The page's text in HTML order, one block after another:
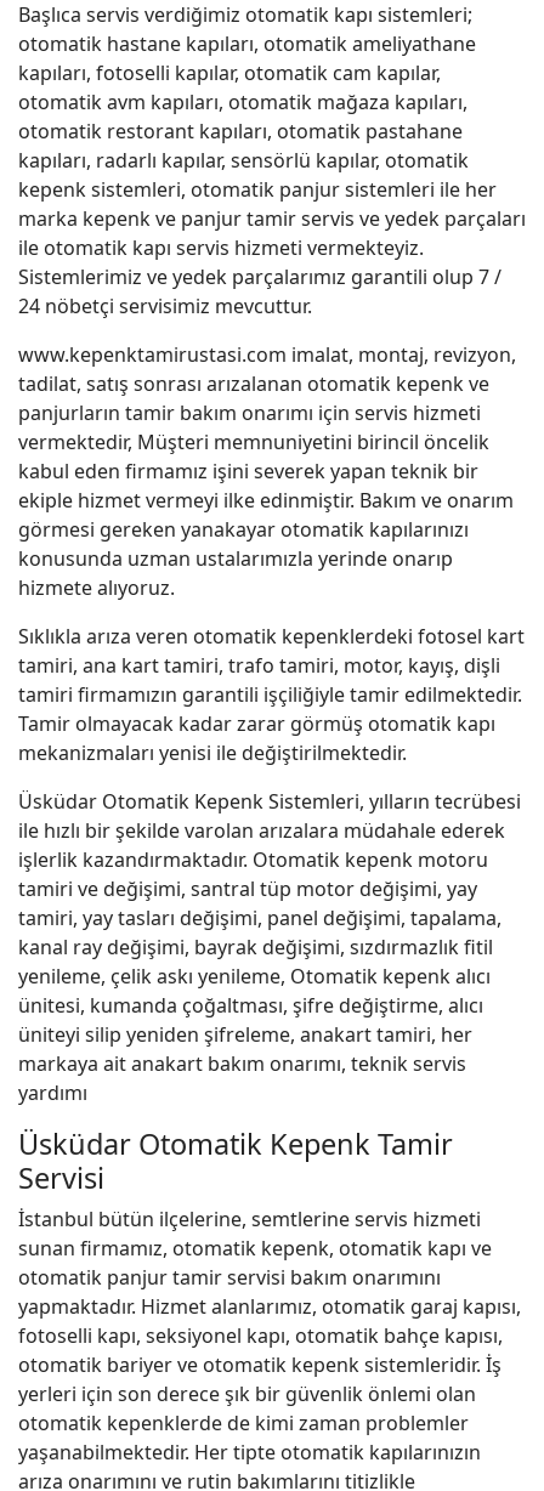
Başlıca servis verdiğimiz otomatik kapı sistemleri;
otomatik hastane kapıları, otomatik ameliyathane
kapıları, fotoselli kapılar, otomatik cam kapılar,
otomatik avm kapıları, otomatik mağaza kapıları,
otomatik restorant kapıları, otomatik pastahane
kapıları, radarlı kapılar, sensörlü kapılar, otomatik
kepenk sistemleri, otomatik panjur sistemleri ile her
marka kepenk ve panjur tamir servis ve yedek parçaları
ile otomatik kapı servis hizmeti vermekteyiz.
Sistemlerimiz ve yedek parçalarımız garantili olup 7 /
24 nöbetçi servisimiz mevcuttur.
www.kepenktamirustasi.com imalat, montaj, revizyon,
tadilat, satış sonrası arızalanan otomatik kepenk ve
panjurların tamir bakım onarımı için servis hizmeti
vermektedir, Müşteri memnuniyetini birincil öncelik
kabul eden firmamız işini severek yapan teknik bir
ekiple hizmet vermeyi ilke edinmiştir. Bakım ve onarım
görmesi gereken yanakayar otomatik kapılarınızı
konusunda uzman ustalarımızla yerinde onarıp
hizmete alıyoruz.
Sıklıkla arıza veren otomatik kepenklerdeki fotosel kart
tamiri, ana kart tamiri, trafo tamiri, motor, kayış, dişli
tamiri firmamızın garantili işçiliğiyle tamir edilmektedir.
Tamir olmayacak kadar zarar görmüş otomatik kapı
mekanizmaları yenisi ile değiştirilmektedir.
Üsküdar Otomatik Kepenk Sistemleri, yılların tecrübesi
ile hızlı bir şekilde varolan arızalara müdahale ederek
işlerlik kazandırmaktadır. Otomatik kepenk motoru
tamiri ve değişimi, santral tüp motor değişimi, yay
tamiri, yay tasları değişimi, panel değişimi, tapalama,
kanal ray değişimi, bayrak değişimi, sızdırmazlık fitil
yenileme, çelik askı yenileme, Otomatik kepenk alıcı
ünitesi, kumanda çoğaltması, şifre değiştirme, alıcı
üniteyi silip yeniden şifreleme, anakart tamiri, her
markaya ait anakart bakım onarımı, teknik servis
yardımı
Üsküdar Otomatik Kepenk Tamir
Servisi
İstanbul bütün ilçelerine, semtlerine servis hizmeti
sunan firmamız, otomatik kepenk, otomatik kapı ve
otomatik panjur tamir servisi bakım onarımını
yapmaktadır. Hizmet alanlarımız, otomatik garaj kapısı,
fotoselli kapı, seksiyonel kapı, otomatik bahçe kapısı,
otomatik bariyer ve otomatik kepenk sistemleridir. İş
yerleri için son derece şık bir güvenlik önlemi olan
otomatik kepenklerde de kimi zaman problemler
yaşanabilmektedir. Her tipte otomatik kapılarınızın
arıza onarımını ve rutin bakımlarını titizlikle